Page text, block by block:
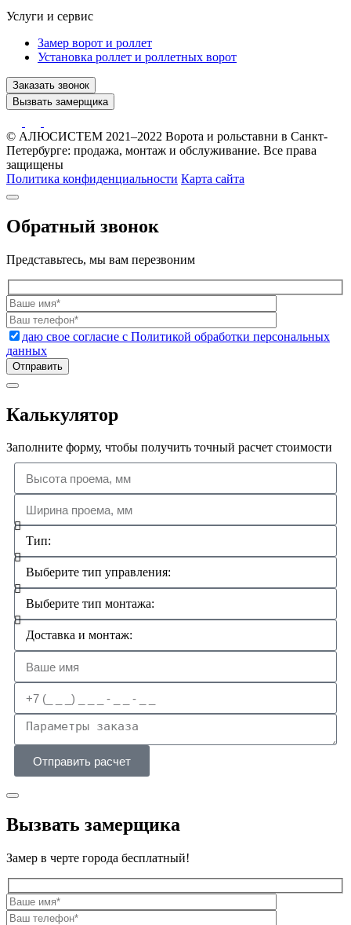
Услуги и сервис
Замер ворот и роллет
Установка роллет и роллетных ворот
Заказать звонок
Вызвать замерщика
© АЛЮСИСТЕМ 2021–2022 Ворота и рольставни в Санкт-
Петербурге: продажа, монтаж и обслуживание. Все права
защищены
Политика конфиденциальности Карта сайта
Обратный звонок
Представьтесь, мы вам перезвоним
даю свое согласие с Политикой обработки персональных
данных
Калькулятор
Заполните форму, чтобы получить точный расчет стоимости
Отправить расчет
Вызвать замерщика
Замер в черте города бесплатный!